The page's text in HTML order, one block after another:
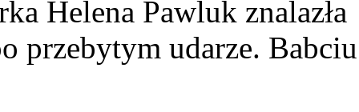
Helena Pawluk znalazła
przebytym udarze. Babciu